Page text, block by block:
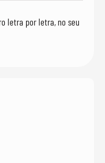
letra por letra, no seu